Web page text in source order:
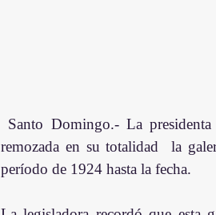
remozada en su totalidad  la
período de 1924 hasta la fecha.